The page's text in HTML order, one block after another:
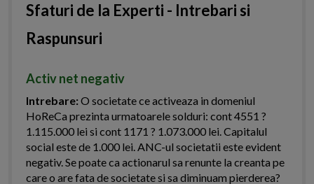
Sfaturi de la Experti - Intrebari si
Raspunsuri
Activ net negativ
Intrebare:O societate ce activeaza in domeniul
HoReCa prezinta urmatoarele solduri: cont 4551 ?
1.115.000 lei si cont 1171 ? 1.073.000 lei. Capitalul
social este de 1.000 lei. ANC-ul societatii este evident
negativ. Se poate ca actionarul sa renunte la creanta pe
care o are fata de societate si sa diminuam pierderea?